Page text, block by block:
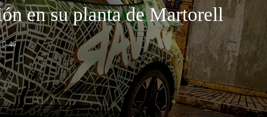
en su planta de Martorell
46